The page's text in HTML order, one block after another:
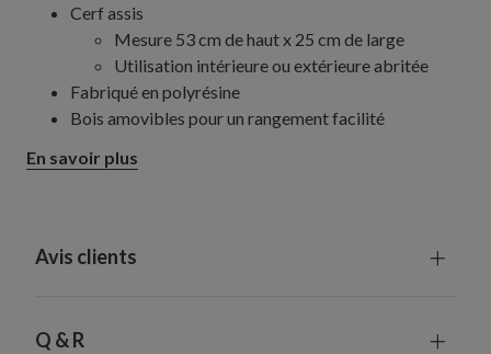
Cerf assis
Mesure 53 cm de haut x 25 cm de large
Utilisation intérieure ou extérieure abritée
Fabriqué en polyrésine
Bois amovibles pour un rangement facilité
feuilles d'eucalyptus
En savoir plus
Avis clients
Q & R